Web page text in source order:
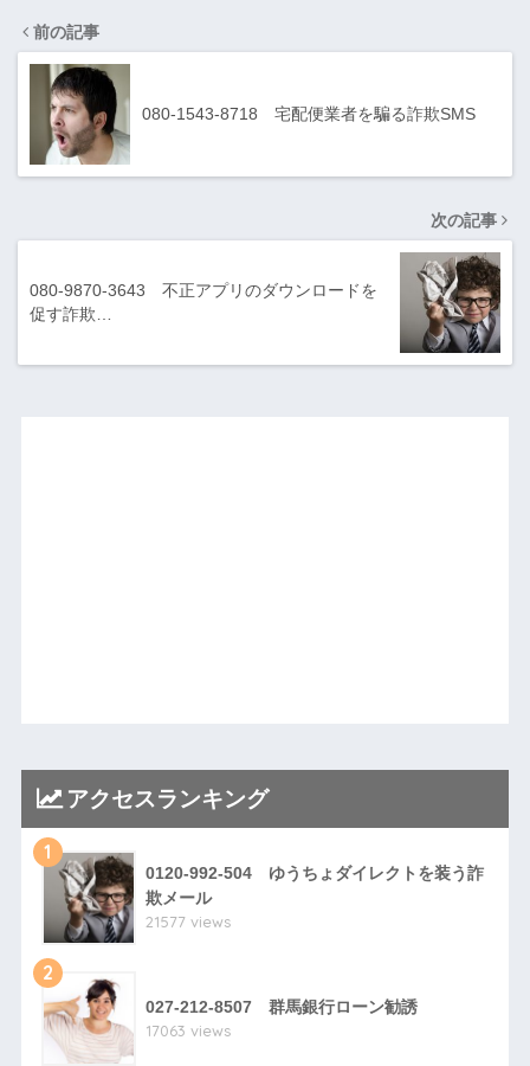
前の記事
080-1543-8718 宅配便業者を騙る詐欺SMS
次の記事
080-9870-3643 不正アプリのダウンロードを
促す詐欺…
アクセスランキング
1
0120-992-504 ゆうちょダイレクトを装う詐
欺メール
21577 views
2
027-212-8507 群馬銀行ローン勧誘
17063 views